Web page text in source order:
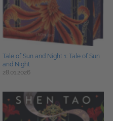
Tale of Sun and Night 1: Tale of Sun
and Night
28.01.2026